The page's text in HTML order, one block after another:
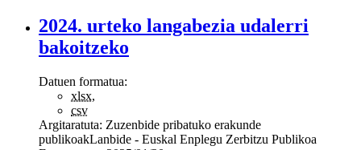
2024. urteko langabezia udalerri
bakoitzeko
Datuen formatua:
xlsx,
csv
Argitaratuta: Zuzenbide pribatuko erakunde
publikoakLanbide - Euskal Enplegu Zerbitzu Publikoa